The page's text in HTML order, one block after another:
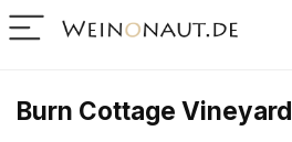
Burn Cottage Vineyard